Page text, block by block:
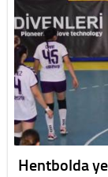
Hentbolda